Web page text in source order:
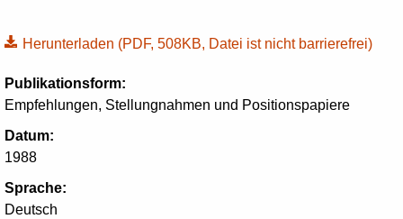
Herunterladen (PDF, 508KB, Datei ist nicht barrierefrei)
Publikationsform:
Empfehlungen, Stellungnahmen und Positionspapiere
Datum:
1988
Sprache:
Deutsch